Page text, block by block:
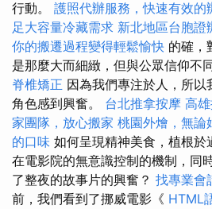
行動。 護照代辦服務，快速有效的
足大容量冷藏需求 新北地區台胞證
你的搬遷過程變得輕鬆愉快 的確，
是那麼大而細緻，但與公眾信仰不
脊椎矯正 因為我們專注於人，所
角色感到興奮。 台北推拿按摩 高
家團隊，放心搬家 桃園外燴，無論
的口味 如何呈現精神美食，植根於
在電影院的無意識控制的機制，同
了整夜的故事片的興奮？ 找專業會
前，我們看到了挪威電影《 HTML